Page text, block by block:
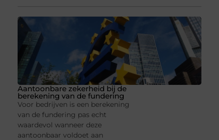
Aantoonbare zekerheid bij de
berekening van de fundering
Voor bedrijven is een berekening
van de fundering pas echt
waardevol wanneer deze
aantoonbaar voldoet aan